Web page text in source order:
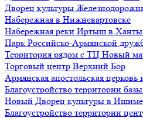
Дворец культуры
Набережная в Нижневартовске
Набережная реки Иртыш в
Парк Российско-Армянской
Территория рядом с ТЦ Новый
Торговый центр Верхний Бор
Армянская апостольская
Благоустройство территории
Нoвый Двoрeц культуры в Ишимe
Благоустройство территории